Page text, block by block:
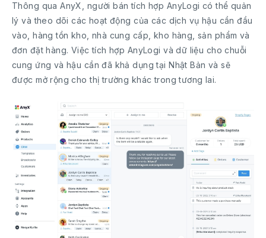
Thông qua AnyX, người bán tích hợp AnyLogi có thể quản
lý và theo dõi các hoạt động của các dịch vụ hậu cần đầu
vào, hàng tồn kho, nhà cung cấp, kho hàng, sản phẩm và
đơn đặt hàng. Việc tích hợp AnyLogi và dữ liệu cho chuỗi
cung ứng và hậu cần đã khả dụng tại Nhật Bản và sẽ
được mở rộng cho thị trường khác trong tương lai.